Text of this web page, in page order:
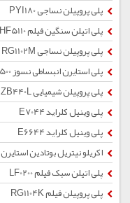
پلی پروپیلن نساجی PYI180
پلی اتیلن سنگین فیلم HF5110
پلی پروپیلن نساجی RG1102M
پلی استایرن انبساطی نسوز W500
پلی پروپیلن شیمیایی ZB440L
پلی وینیل کلراید E7044
پلی وینیل کلراید E6644
اکریلو نیتریل بوتادین استایرن SV0157NW2803
پلی اتیلن سبک فیلم LF0200
پلی پروپیلن فیلم RG1104K